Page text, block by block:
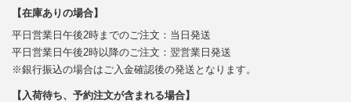
【在庫ありの場合】
平日営業日午後2時までのご注文：当日発送
平日営業日午後2時以降のご注文：翌営業日発送
※銀行振込の場合はご入金確認後の発送となります。
【入荷待ち、予約注文が含まれる場合】